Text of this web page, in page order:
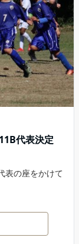
代表決定
表の座をかけて